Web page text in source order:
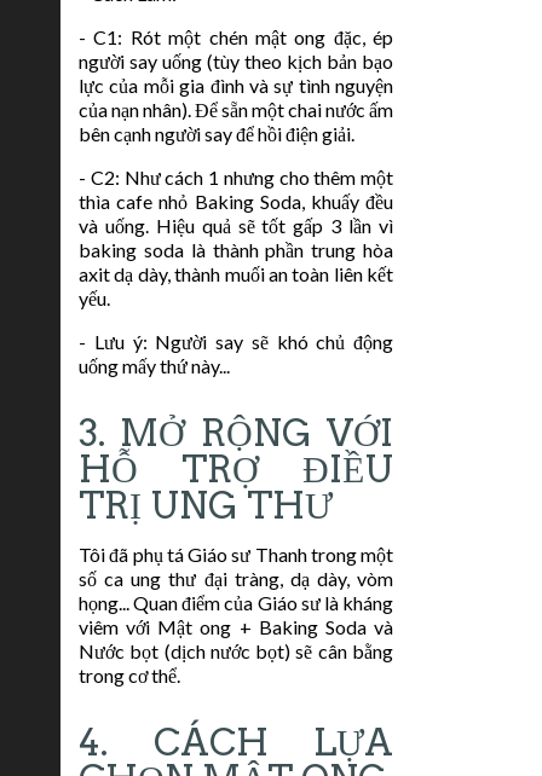
- C1: Rót một chén mật ong đặc, ép
người say uống (tùy theo kịch bản bạo
lực của mỗi gia đình và sự tình nguyện
của nạn nhân). Để sẵn một chai nước ấm
bên cạnh người say để hồi điện giải.
- C2: Như cách 1 nhưng cho thêm một
thìa cafe nhỏ Baking Soda, khuấy đều
và uống. Hiệu quả sẽ tốt gấp 3 lần vì
baking soda là thành phần trung hòa
axit dạ dày, thành muối an toàn liên kết
yếu.
- Lưu ý: Người say sẽ khó chủ động
uống mấy thứ này...
3. MỞ RỘNG VỚI
HỖ TRỢ ĐIỀU
TRỊ UNG THƯ
Tôi đã phụ tá Giáo sư Thanh trong một
số ca ung thư đại tràng, dạ dày, vòm
họng... Quan điểm của Giáo sư là kháng
viêm với Mật ong + Baking Soda và
Nước bọt (dịch nước bọt) sẽ cân bằng
trong cơ thể.
4. CÁCH LỰA